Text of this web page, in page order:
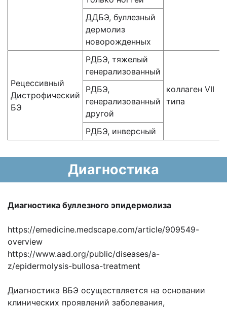
ДДБЭ, буллезный
дермолиз
новорожденных
Рецессивный
Дистрофический
БЭ
РДБЭ, тяжелый
генерализованный
коллаген VII
типа
РДБЭ,
генерализованный
другой
РДБЭ, инверсный
Диагностика
Диагностика буллезного эпидермолиза
https://emedicine.medscape.com/article/909549-
overview
https://www.aad.org/public/diseases/a-
z/epidermolysis-bullosa-treatment
Диагностика ВБЭ осуществляется на основании
клинических проявлений заболевания,